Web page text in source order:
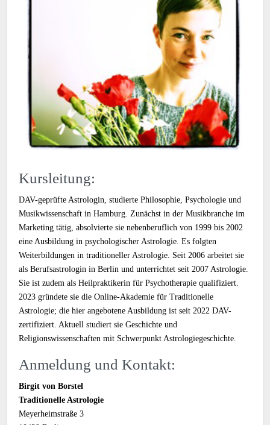
Kursleitung:
DAV-geprüfte Astrologin, studierte Philosophie, Psychologie und
Musikwissenschaft in Hamburg. Zunächst in der Musikbranche im
Marketing tätig, absolvierte sie nebenberuflich von 1999 bis 2002
eine Ausbildung in psychologischer Astrologie. Es folgten
Weiterbildungen in traditioneller Astrologie. Seit 2006 arbeitet sie
als Berufsastrologin in Berlin und unterrichtet seit 2007 Astrologie.
Sie ist zudem als Heilpraktikerin für Psychotherapie qualifiziert.
2023 gründete sie die Online-Akademie für Traditionelle
Astrologie; die hier angebotene Ausbildung ist seit 2022 DAV-
zertifiziert. Aktuell studiert sie Geschichte und
Religionswissenschaften mit Schwerpunkt Astrologiegeschichte.
Anmeldung und Kontakt:
Birgit von Borstel
Traditionelle Astrologie
Meyerheimstraße 3